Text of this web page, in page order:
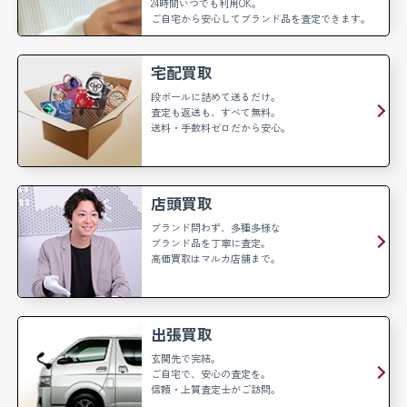
ご自宅から安心してブランド品を査定できます。
宅配買取
段ボールに詰めて送るだけ。
査定も返送も、すべて無料。
送料・手数料ゼロだから安心。
店頭買取
ブランド問わず、多種多様な
ブランド品を丁寧に査定。
高価買取はマルカ店舗まで。
出張買取
玄関先で完結。
ご自宅で、安心の査定を。
信頼・上質査定士がご訪問。